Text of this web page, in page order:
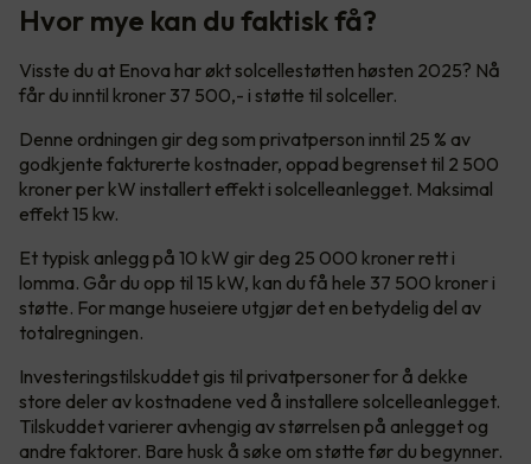
Hvor mye kan du faktisk få?
Visste du at Enova har økt solcellestøtten høsten 2025? Nå
får du inntil kroner 37 500,- i støtte til solceller.
Denne ordningen gir deg som privatperson inntil 25 % av
godkjente fakturerte kostnader, oppad begrenset til 2 500
kroner per kW installert effekt i solcelleanlegget. Maksimal
effekt 15 kw.
Et typisk anlegg på 10 kW gir deg 25 000 kroner rett i
lomma. Går du opp til 15 kW, kan du få hele 37 500 kroner i
støtte. For mange huseiere utgjør det en betydelig del av
totalregningen.
Investeringstilskuddet gis til privatpersoner for å dekke
store deler av kostnadene ved å installere solcelleanlegget.
Tilskuddet varierer avhengig av størrelsen på anlegget og
andre faktorer. Bare husk å søke om støtte før du begynner.